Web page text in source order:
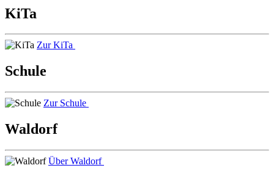
KiTa
Zur KiTa
Schule
Zur Schule
Waldorf
Über Waldorf